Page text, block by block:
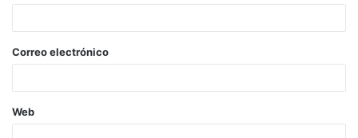
Correo electrónico
Web